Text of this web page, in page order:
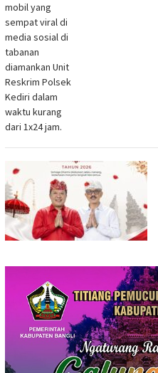
mobil yang
sempat viral di
media sosial di
tabanan
diamankan Unit
Reskrim Polsek
Kediri dalam
waktu kurang
dari 1x24 jam.